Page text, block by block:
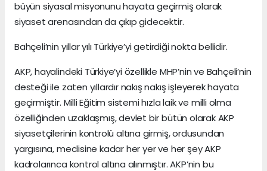
büyün siyasal misyonunu hayata geçirmiş olarak
siyaset arenasından da çıkıp gidecektir.
Bahçeli’nin yıllar yılı Türkiye’yi getirdiği nokta bellidir.
AKP, hayalindeki Türkiye’yi özellikle MHP’nin ve Bahçeli’nin
desteği ile zaten yıllardır nakış nakış işleyerek hayata
geçirmiştir. Milli Eğitim sistemi hızla laik ve milli olma
özelliğinden uzaklaşmış, devlet bir bütün olarak AKP
siyasetçilerinin kontrolü altına girmiş, ordusundan
yargısına, meclisine kadar her yer ve her şey AKP
kadrolarınca kontrol altına alınmıştır. AKP’nin bu